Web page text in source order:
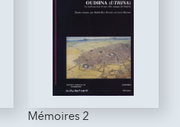
Mémoires 2